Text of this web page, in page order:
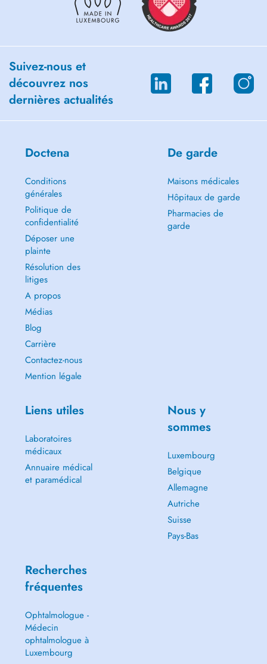
Suivez-nous et
découvrez nos
dernières actualités
Doctena
Conditions
générales
Politique de
confidentialité
Déposer une
plainte
Résolution des
litiges
A propos
Médias
Blog
Carrière
Contactez-nous
Mention légale
De garde
Maisons médicales
Hôpitaux de garde
Pharmacies de
garde
Liens utiles
Laboratoires
médicaux
Annuaire médical
et paramédical
Nous y
sommes
Luxembourg
Belgique
Allemagne
Autriche
Suisse
Pays-Bas
Recherches
fréquentes
Ophtalmologue -
Médecin
ophtalmologue à
Luxembourg